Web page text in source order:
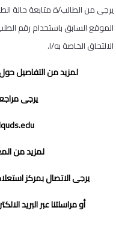
يرجى من الطالب/ة متابعة حالة
الموقع السابق باستخدام رقم
الالتحاق الخاصة به/ا.
لمزيد من التفاصيل
يرجى
لمزيد من
يرجى الاتصال بمركز
أو مراسلتنا عبر البريد